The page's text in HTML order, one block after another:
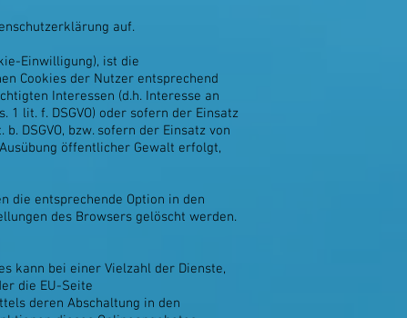
auf.
Einwilligung), ist die
Cookies der Nutzer entsprechend
Interessen (d.h. Interesse an
lit. f. DSGVO) oder sofern der Einsatz
DSGVO, bzw. sofern der Einsatz von
öffentlicher Gewalt erfolgt,
die entsprechende Option in den
des Browsers gelöscht werden.
kann bei einer Vielzahl der Dienste,
die EU-Seite
deren Abschaltung in den